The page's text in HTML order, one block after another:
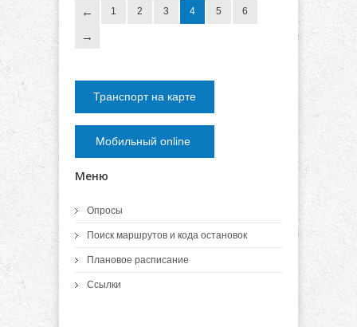
1 2 3 4 5 6
Транспорт на карте
Мобильный online
Меню
Опросы
Поиск маршрутов и кода остановок
Плановое расписание
Ссылки